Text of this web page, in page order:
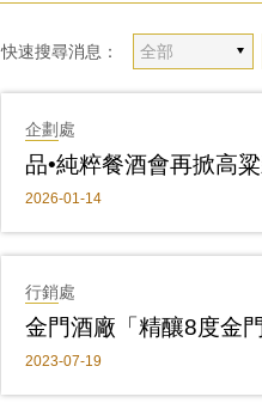
快速搜尋消息：
企劃處
品•純粹餐酒會再掀高
2026-01-14
行銷處
金門酒廠「精釀8度金
2023-07-19